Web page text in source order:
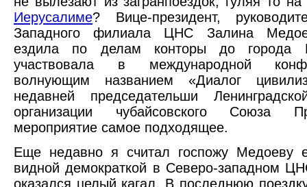
Иерусалиме? Вице-президент,
Западного филиала ЦНС Залина
ездила по делам конторы до города
участвовала в международной
волнующим названием «Диалог
недавней председательши
организации чубайсовского Союза
мероприятие самое подходящее.
Еще недавно я считал госпожу Медоеву
видной демократкой в Северо-западном
оказался целый кагал. В последнюю